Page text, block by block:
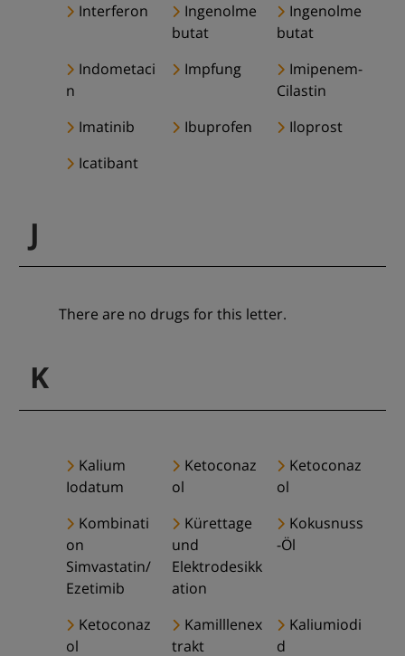
Interferon
Ingenolme
butat
Ingenolme
butat
Indometaci
n
Impfung
Imipenem-
Cilastin
Imatinib
Ibuprofen
Iloprost
Icatibant
J
There are no drugs for this letter.
K
Kalium
Iodatum
Ketoconaz
ol
Ketoconaz
ol
Kombinati
on
Simvastatin/
Ezetimib
Kürettage
und
Elektrodesikk
ation
Kokusnuss
-Öl
Ketoconaz
ol
Kamilllenex
trakt
Kaliumiodi
d